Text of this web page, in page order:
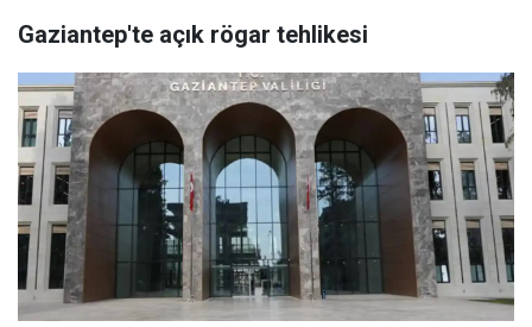
Gaziantep'te açık rögar tehlikesi